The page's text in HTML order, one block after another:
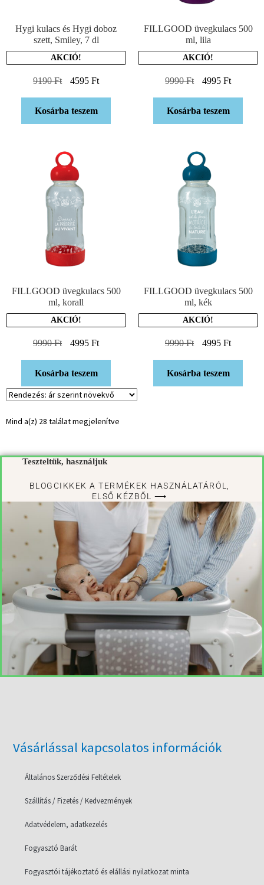
Hygi kulacs és Hygi doboz
szett, Smiley, 7 dl
AKCIÓ!
9190Ft 4595 Ft
Kosárba teszem
FILLGOOD üvegkulacs 500
ml, lila
AKCIÓ!
9990Ft 4995 Ft
Kosárba teszem
FILLGOOD üvegkulacs 500
ml, korall
AKCIÓ!
9990Ft 4995 Ft
Kosárba teszem
FILLGOOD üvegkulacs 500
ml, kék
AKCIÓ!
9990Ft 4995 Ft
Kosárba teszem
Mind a(z) 28 találat megjelenítve
Teszteltük, használjuk
BLOGCIKKEK A TERMÉKEK HASZNÁLATÁRÓL,
ELSŐ KÉZBŐL ⟶
Vásárlással kapcsolatos információk
Általános Szerződési Feltételek
Szállítás / Fizetés / Kedvezmények
Adatvédelem, adatkezelés
Fogyasztó Barát
Fogyasztói tájékoztató és elállási nyilatkozat minta